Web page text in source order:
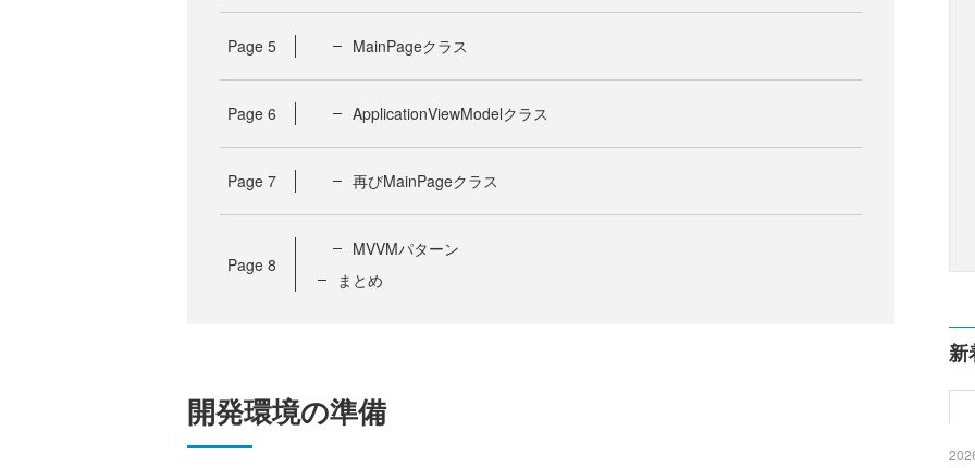
Page 5 MainPageクラス
Page 6 ApplicationViewModelクラス
Page 7 再びMainPageクラス
Page 8
MVVMパターン
まとめ
開発環境の準備
新